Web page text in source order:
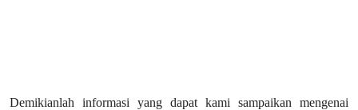
Demikianlah informasi yang dapat kami sampaikan mengenai